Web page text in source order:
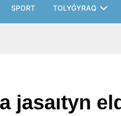
SPORT TOLYǴYRAQ
jasaıtyn